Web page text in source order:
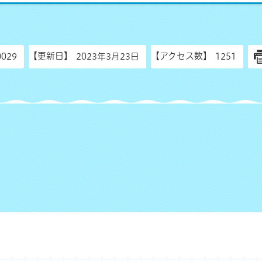
【更新日】 2023年3月23日 【アクセス数】 1251